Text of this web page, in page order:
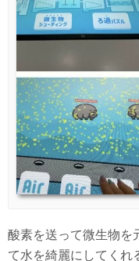
酸素を送って微生物を
て水を綺麗にしてくれ